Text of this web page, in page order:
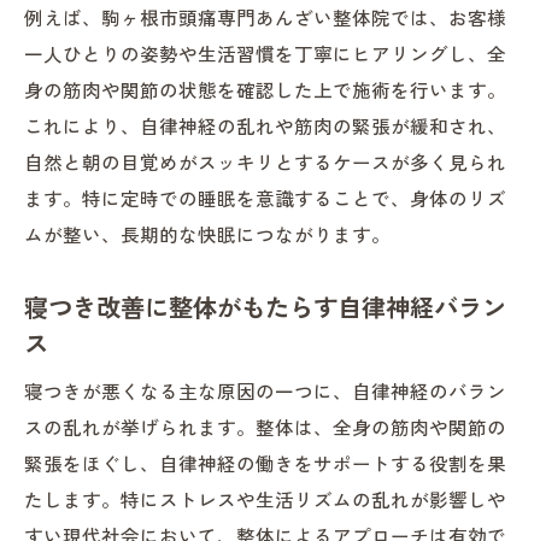
例えば、駒ヶ根市頭痛専門あんざい整体院では、お客様
一人ひとりの姿勢や生活習慣を丁寧にヒアリングし、全
身の筋肉や関節の状態を確認した上で施術を行います。
これにより、自律神経の乱れや筋肉の緊張が緩和され、
自然と朝の目覚めがスッキリとするケースが多く見られ
ます。特に定時での睡眠を意識することで、身体のリズ
ムが整い、長期的な快眠につながります。
寝つき改善に整体がもたらす自律神経バラン
ス
寝つきが悪くなる主な原因の一つに、自律神経のバラン
スの乱れが挙げられます。整体は、全身の筋肉や関節の
緊張をほぐし、自律神経の働きをサポートする役割を果
たします。特にストレスや生活リズムの乱れが影響しや
すい現代社会において、整体によるアプローチは有効で